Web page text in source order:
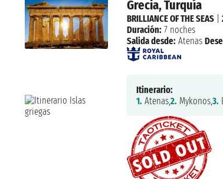
Grecia, Turquía
BRILLIANCE OF THE SEAS |
Duración: 7 noches
Salida desde: Atenas
Itinerario:
1. Atenas,2. Mykonos,3.